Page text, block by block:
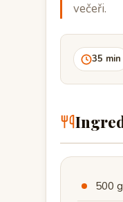
večeři.
35 min
500